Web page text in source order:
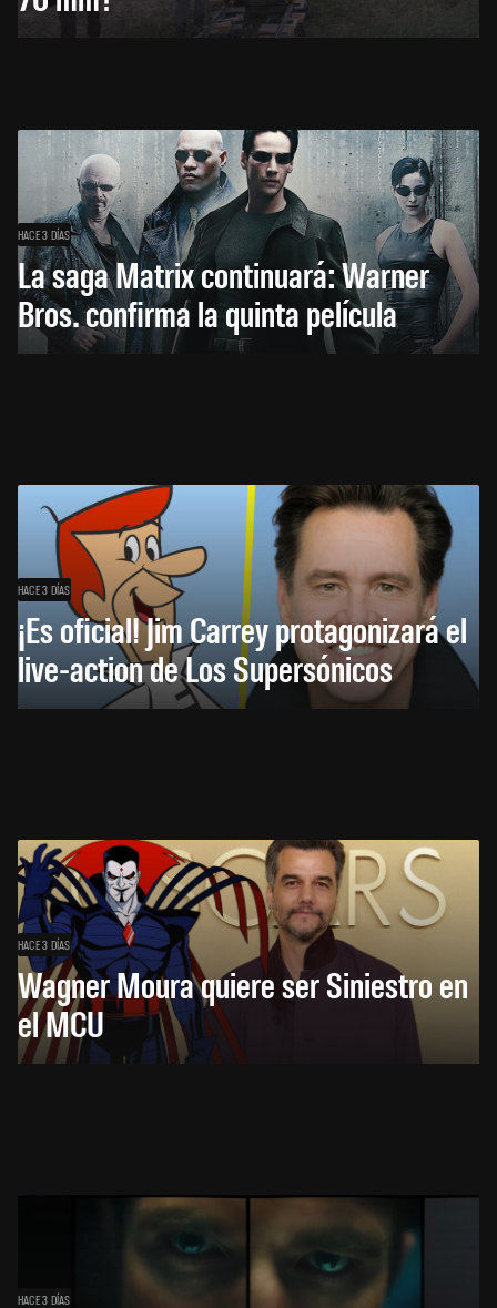
HACE 3 DÍAS
La saga Matrix continuará: Warner
Bros. confirma la quinta película
HACE 3 DÍAS
¡Es oficial! Jim Carrey protagonizará el
live-action de Los Supersónicos
HACE 3 DÍAS
Wagner Moura quiere ser Siniestro en
el MCU
HACE 3 DÍAS